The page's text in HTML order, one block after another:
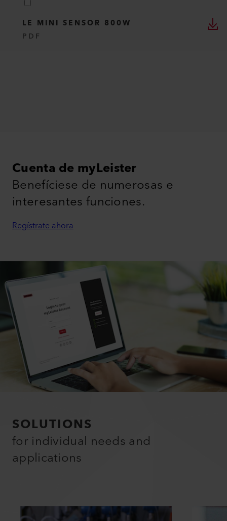
LE MINI SENSOR 800W
PDF
Cuenta de myLeister
Benefíciese de numerosas e
interesantes funciones.
Regístrate ahora
SOLUTIONS
for individual needs and
applications